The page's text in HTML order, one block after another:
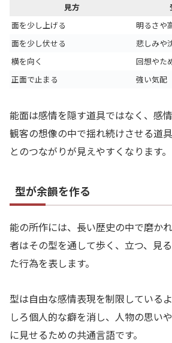
見方
面を少し上げる
明るさや
面を少し伏せる
悲しみや
横を向く
回想やた
正面で止まる
強い気配
能面は感情を隠す道具ではなく、感
観客の想像の中で揺れ続けさせる道
とのつながりが見えやすくなります。
型が余韻を作る
能の所作には、長い歴史の中で磨か
者はその型を通して歩く、立つ、見
た行為を表します。
型は自由な感情表現を制限している
しろ個人的な癖を消し、人物の思い
に見せるための共通言語です。